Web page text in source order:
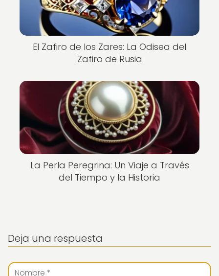
El Zafiro de los Zares: La Odisea del
Zafiro de Rusia
La Perla Peregrina: Un Viaje a Través
del Tiempo y la Historia
Deja una respuesta